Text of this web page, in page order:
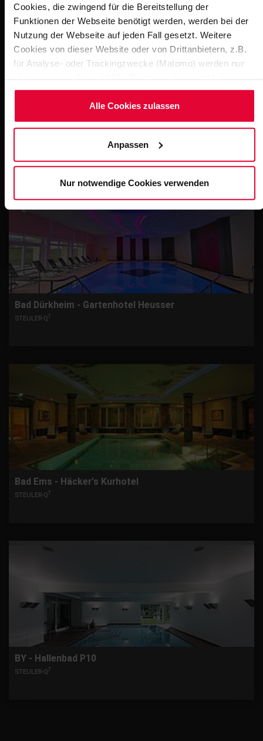
Cookies, die zwingend für die Bereitstellung der
Funktionen der Webseite benötigt werden, werden bei der
Nutzung der Webseite auf jeden Fall gesetzt. Weitere
Cookies von dieser Website oder von Drittanbietern, z.B.
für Analyse- oder Trackingzwecke (Matomo) werden nur
Möchten Sie dies nicht, klicken Sie bitte auf "Nur
notwendige Cookies verwenden". Mehr dazu
(einschließlich der Möglichkeit, die Einwilligungserklärung
Cookie-Hinweis(Link im Fuß der Website) bzw.
derDatenschutzerklärung.
Alle Cookies zulassen
Anpassen
Nur notwendige Cookies verwenden
Duisburg - Christy-Brown-Schule
Bad Dürkheim - Gartenhotel Heusser
STEULER-Q7
Bad Ems - Häcker's Kurhotel
STEULER-Q7
BY - Hallenbad P10
STEULER-Q7